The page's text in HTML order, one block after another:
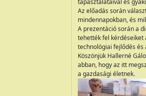
tapasztalataival és
Az előadás során
mindennapokban, és
A prezentáció során a
tehették fel kérdéseiket
technológiai fejlődés és
Köszönjük Hallerné
abban, hogy az itt
a gazdasági életnek.